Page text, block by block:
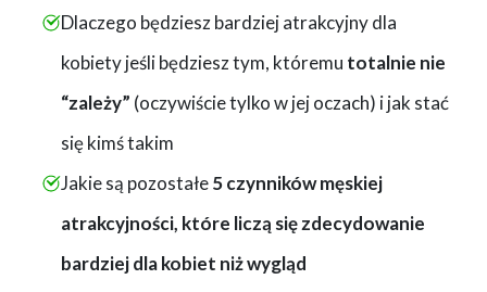
Dlaczego będziesz bardziej atrakcyjny dla
kobiety jeśli będziesz tym, któremu totalnie nie
“zależy” (oczywiście tylko w jej oczach) i jak stać
się kimś takim
Jakie są pozostałe5 czynników męskiej
atrakcyjności, które liczą się zdecydowanie
bardziej dla kobiet niż wygląd